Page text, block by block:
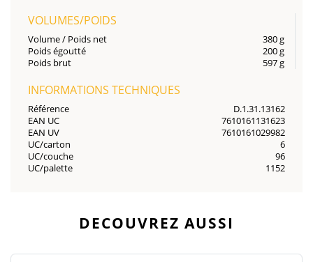
VOLUMES/POIDS
Volume / Poids net
380 g
Poids égoutté
200 g
Poids brut
597 g
INFORMATIONS TECHNIQUES
Référence
D.1.31.13162
EAN UC
7610161131623
EAN UV
7610161029982
UC/carton
6
UC/couche
96
UC/palette
1152
DECOUVREZ AUSSI